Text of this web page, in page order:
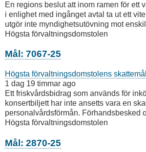
En regions beslut att inom ramen för ett
i enlighet med ingånget avtal ta ut ett
utgör inte myndighetsutövning mot
Högsta förvaltningsdomstolen
Mål: 7067-25
Högsta förvaltningsdomstolens skattemål
1 dag 19 timmar ago
Ett friskvårdsbidrag som används för
konsertbiljett har inte ansetts vara en
personalvårdsförmån. Förhandsbesked
Högsta förvaltningsdomstolen
Mål: 2870-25